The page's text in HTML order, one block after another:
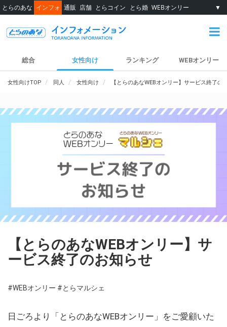
とらのあな インフォ 通販 店舗 とらコイン とら婚 WEBオンリー ▼
総合 女性向け ランキング WEBオンリー
女性向けTOP 同人 女性向け 【とらのあなWEBオンリー】サービス終了の
【とらのあなWEBオンリー】サ
ービス終了のお知らせ
#WEBオンリー #とらマルシェ
日ごろより「とらのあなWEBオンリー」をご愛顧いた